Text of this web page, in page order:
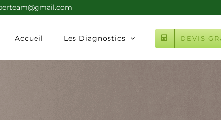
Accueil Les Diagnostics DEVIS